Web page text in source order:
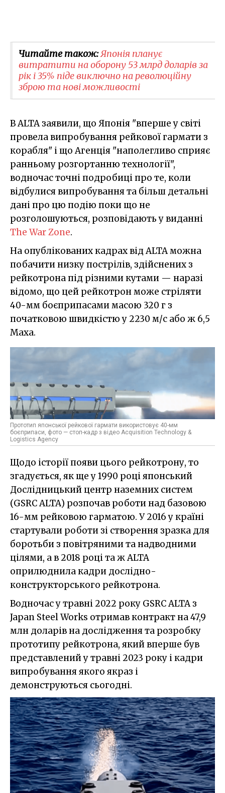
Читайте також:Японія планує
витратити на оборону 53 млрд доларів за
рік і 35% піде виключно на революційну
зброю та нові можливості
В ALTA заявили, що Японія "вперше у світі
провела випробування рейкової гармати з
корабля" і що Агенція "наполегливо сприяє
ранньому розгортанню технології",
водночас точні подробиці про те, коли
відбулися випробування та більш детальні
дані про цю подію поки що не
розголошуються, розповідають у виданні
The War Zone.
На опублікованих кадрах від ALTA можна
побачити низку пострілів, здійснених з
рейкотрона під різними кутами — наразі
відомо, що цей рейкотрон може стріляти
40-мм боєприпасами масою 320 г з
початковою швидкістю у 2230 м/c або ж 6,5
Маха.
Прототип японської рейкової гармати використовує 40-мм
боєприпаси, фото — стоп-кадр з відео Acquisition Technology &
Logistics Agency
Щодо історії появи цього рейкотрону, то
згадується, як ще у 1990 році японський
Дослідницький центр наземних систем
(GSRC ALTA) розпочав роботи над базовою
16-мм рейковою гарматою. У 2016 у країні
стартували роботи зі створення зразка для
боротьби з повітряними та надводними
цілями, а в 2018 році та ж ALTA
оприлюднила кадри дослідно-
конструкторського рейкотрона.
Водночас у травні 2022 року GSRC ALTA з
Japan Steel Works отримав контракт на 47,9
млн доларів на дослідження та розробку
прототипу рейкотрона, який вперше був
представлений у травні 2023 року і кадри
випробування якого якраз і
демонструються сьогодні.